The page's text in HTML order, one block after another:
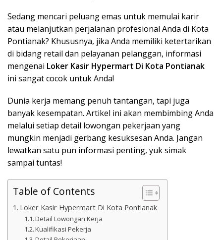
Sedang mencari peluang emas untuk memulai karir
atau melanjutkan perjalanan profesional Anda di Kota
Pontianak? Khususnya, jika Anda memiliki ketertarikan
di bidang retail dan pelayanan pelanggan, informasi
mengenai Loker Kasir Hypermart Di Kota Pontianak
ini sangat cocok untuk Anda!
Dunia kerja memang penuh tantangan, tapi juga
banyak kesempatan. Artikel ini akan membimbing Anda
melalui setiap detail lowongan pekerjaan yang
mungkin menjadi gerbang kesuksesan Anda. Jangan
lewatkan satu pun informasi penting, yuk simak
sampai tuntas!
Table of Contents
Loker Kasir Hypermart Di Kota Pontianak
Detail Lowongan Kerja
Kualifikasi Pekerja